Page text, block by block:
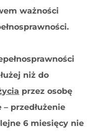
ważności
niż do
przez osobę
przedłużenie
6 miesięcy nie